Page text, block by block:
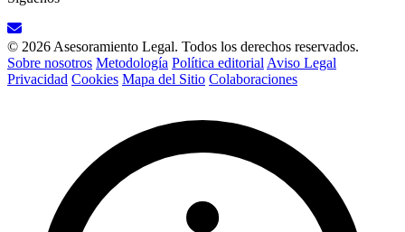
© 2026 Asesoramiento Legal. Todos los derechos reservados.
Sobre nosotros Metodología Política editorial Aviso Legal
Privacidad Cookies Mapa del Sitio Colaboraciones